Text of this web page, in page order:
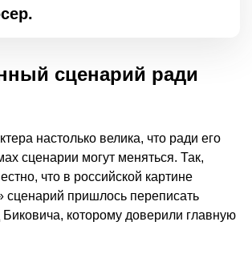
сценарий ради
настолько велика, что ради его
сценарии могут меняться. Так,
что в российской картине
сценарий пришлось переписать
которому доверили главную